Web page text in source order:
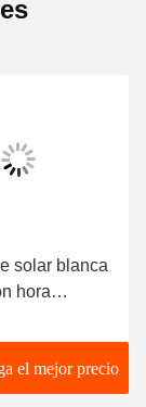
solar blanca
hora
el mejor precio